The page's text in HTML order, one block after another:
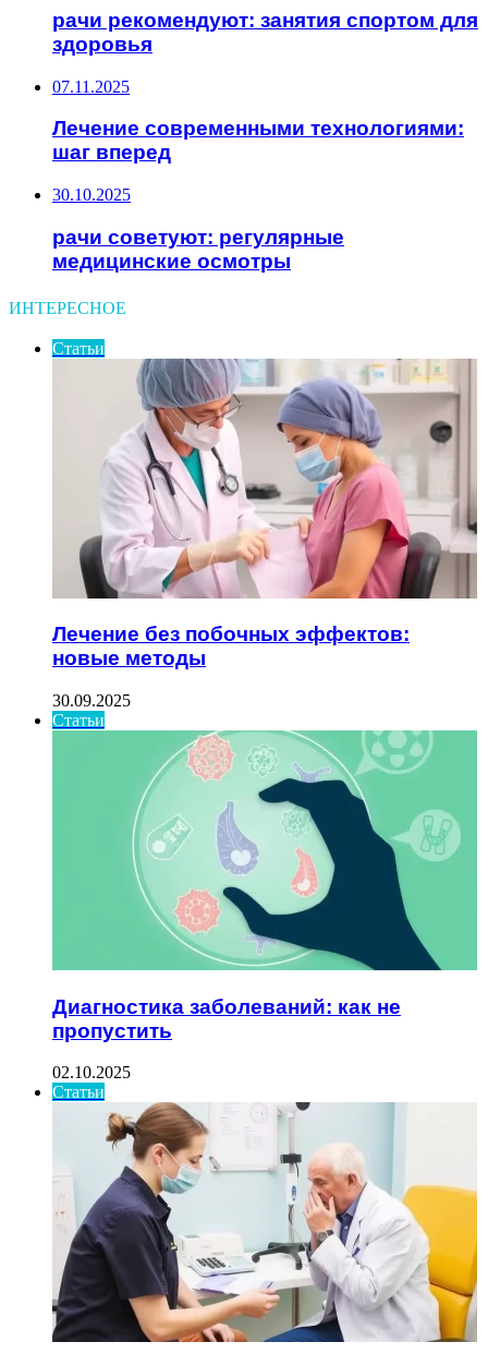
рачи рекомендуют: занятия спортом для
здоровья
07.11.2025
Лечение современными технологиями:
шаг вперед
30.10.2025
рачи советуют: регулярные
медицинские осмотры
ИНТЕРЕСНОЕ
Статьи
Лечение без побочных эффектов:
новые методы
30.09.2025
Статьи
Диагностика заболеваний: как не
пропустить
02.10.2025
Статьи